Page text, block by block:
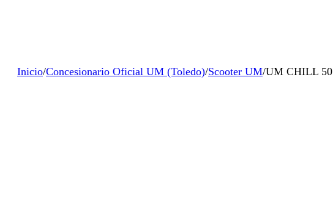
Inicio/Concesionario Oficial UM (Toledo)/Scooter UM/UM CHILL 50